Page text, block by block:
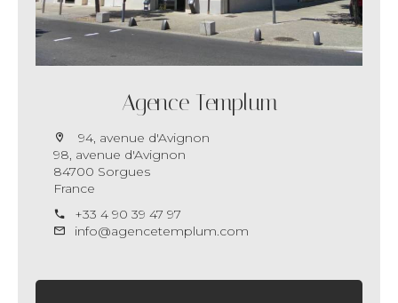
Agence Templum
94, avenue d'Avignon
98, avenue d'Avignon
84700 Sorgues
France
+33 4 90 39 47 97
info@agencetemplum.com